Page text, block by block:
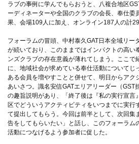
ラブの事例に学んでもらおうと、八複合地区
ーディネーターや全国のクラブの会長、奉仕委
果、会場109人に加え、オンライン187人の計
フォーラムの冒頭、中村泰久GAT日本全域リー
が続いており、このままではインパクトの高い
ンズクラブの存在意義が薄れてしまう。ここで
に、地域社会が求めている奉仕活動についてじ
ある会員を増やすことと併せて、明日からアク
あいさつ。識名安信GATエリアリーダー（GST
の趣旨説明があり、「終了後は『私の実行宣言
区でどういうアクティビティをいつまでに実行
て提出してもらう。今回は前半として、次回集
告をしてもらいたい」と話し、このフォーラム
活動につなげるよう参加者に促した。